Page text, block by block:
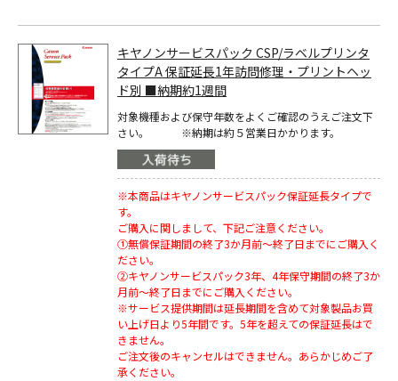
キヤノンサービスパック CSP/ラベルプリンタ
タイプA 保証延長1年訪問修理・プリントヘッ
ド別 ■納期約1週間
対象機種および保守年数をよくご確認のうえご注文下
さい。 ※納期は約５営業日かかります。
※本商品はキヤノンサービスパック保証延長タイプで
す。
ご購入に関しまして、下記ご注意ください。
①無償保証期間の終了3か月前～終了日までにご購入く
ださい。
②キヤノンサービスパック3年、4年保守期間の終了3か
月前～終了日までにご購入ください。
※サービス提供期間は延長期間を含めて対象製品お買
い上げ日より5年間です。5年を超えての保証延長はで
きません。
ご注文後のキャンセルはできません。あらかじめご了
承ください。